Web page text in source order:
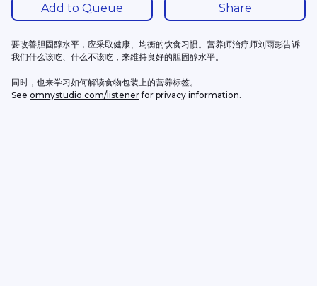
Add to Queue Share
要改善胆固醇水平，应采取健康、均衡的饮食习惯。营养师治疗师刘雨彭告诉
我们什么该吃、什么不该吃，来维持良好的胆固醇水平。
同时，也来学习如何解读食物包装上的营养标签。
See omnystudio.com/listener for privacy information.